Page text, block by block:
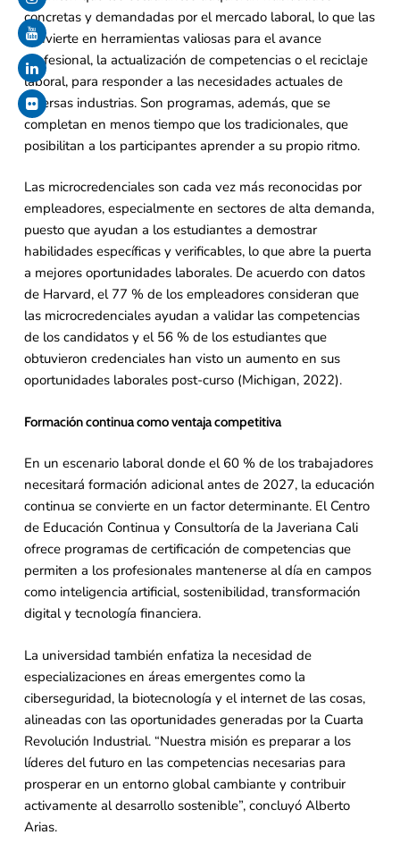
concretas y demandadas por el mercado laboral, lo que las
convierte en herramientas valiosas para el avance
profesional, la actualización de competencias o el reciclaje
laboral, para responder a las necesidades actuales de
diversas industrias. Son programas, además, que se
completan en menos tiempo que los tradicionales, que
posibilitan a los participantes aprender a su propio ritmo.
Las microcredenciales son cada vez más reconocidas por
empleadores, especialmente en sectores de alta demanda,
puesto que ayudan a los estudiantes a demostrar
habilidades específicas y verificables, lo que abre la puerta
a mejores oportunidades laborales. De acuerdo con datos
de Harvard, el 77 % de los empleadores consideran que
las microcredenciales ayudan a validar las competencias
de los candidatos y el 56 % de los estudiantes que
obtuvieron credenciales han visto un aumento en sus
oportunidades laborales post-curso (Michigan, 2022).
Formación continua como ventaja competitiva
En un escenario laboral donde el 60 % de los trabajadores
necesitará formación adicional antes de 2027, la educación
continua se convierte en un factor determinante. El Centro
de Educación Continua y Consultoría de la Javeriana Cali
ofrece programas de certificación de competencias que
permiten a los profesionales mantenerse al día en campos
como inteligencia artificial, sostenibilidad, transformación
digital y tecnología financiera.
La universidad también enfatiza la necesidad de
especializaciones en áreas emergentes como la
ciberseguridad, la biotecnología y el internet de las cosas,
alineadas con las oportunidades generadas por la Cuarta
Revolución Industrial. “Nuestra misión es preparar a los
líderes del futuro en las competencias necesarias para
prosperar en un entorno global cambiante y contribuir
activamente al desarrollo sostenible”, concluyó Alberto
Arias.